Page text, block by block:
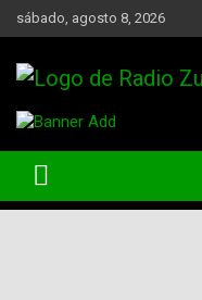
Skip
to
sábado, agosto 8, 2026
Radio Zurqui